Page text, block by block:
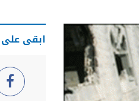
ابقى